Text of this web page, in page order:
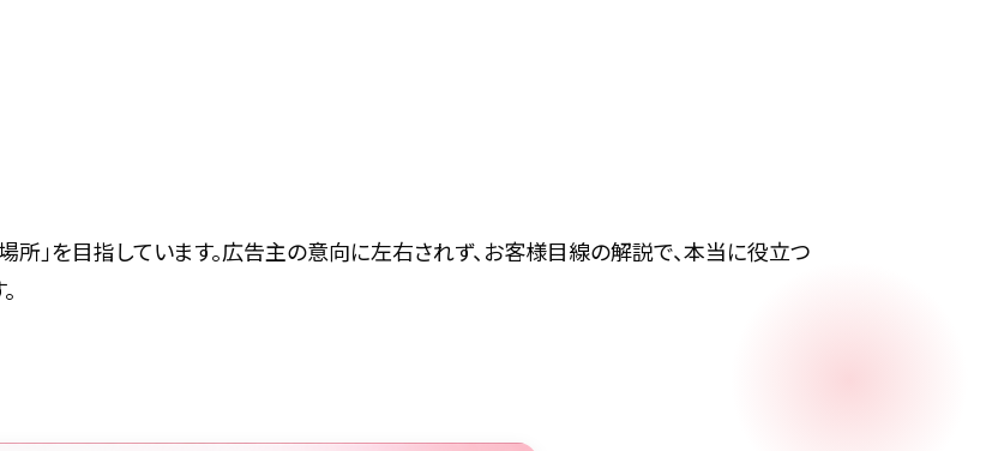
」を目指しています。広告主の意向に左右されず、お客様目線の解説で、本当に役立つ